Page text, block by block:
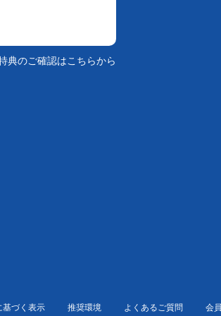
典のご確認はこちらから
基づく表示 推奨環境 よくあるご質問 会